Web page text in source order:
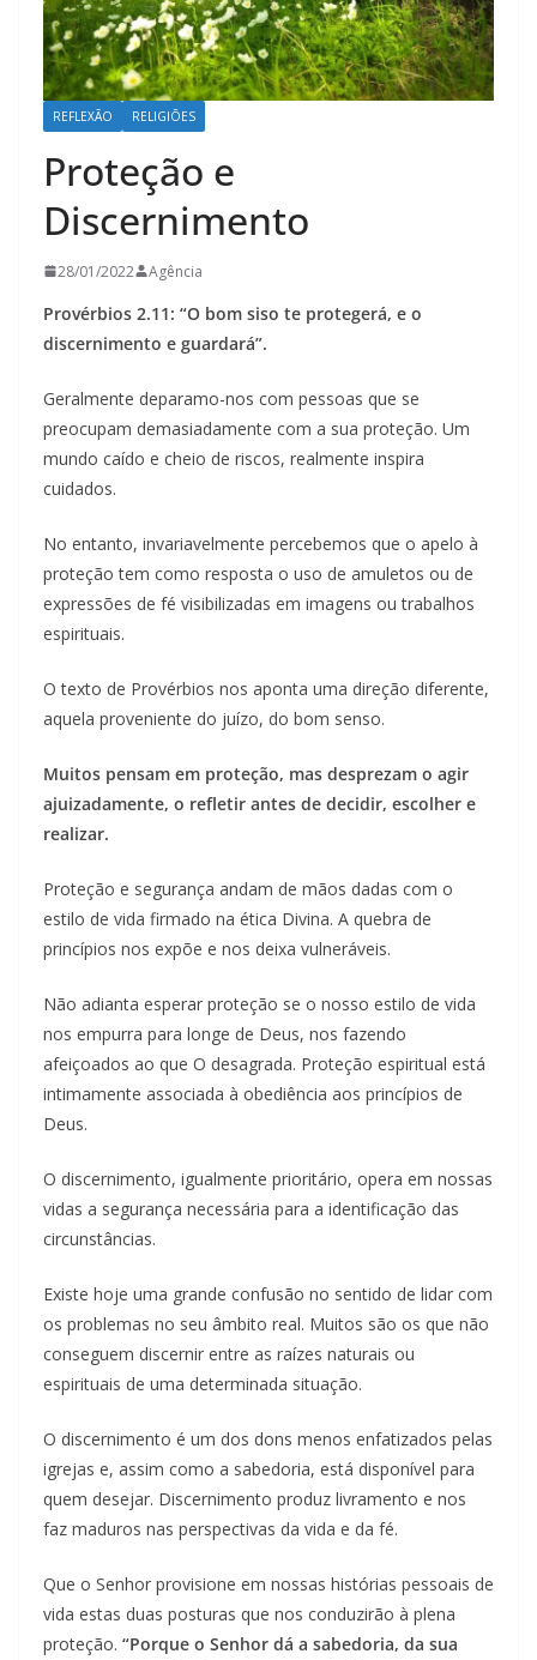
REFLEXÃO RELIGIÕES
Proteção e
Discernimento
28/01/2022 Agência
Provérbios 2.11: “O bom siso te protegerá, e o
discernimento e guardará”.
Geralmente deparamo-nos com pessoas que se
preocupam demasiadamente com a sua proteção. Um
mundo caído e cheio de riscos, realmente inspira
cuidados.
No entanto, invariavelmente percebemos que o apelo à
proteção tem como resposta o uso de amuletos ou de
expressões de fé visibilizadas em imagens ou trabalhos
espirituais.
O texto de Provérbios nos aponta uma direção diferente,
aquela proveniente do juízo, do bom senso.
Muitos pensam em proteção, mas desprezam o agir
ajuizadamente, o refletir antes de decidir, escolher e
realizar.
Proteção e segurança andam de mãos dadas com o
estilo de vida firmado na ética Divina. A quebra de
princípios nos expõe e nos deixa vulneráveis.
Não adianta esperar proteção se o nosso estilo de vida
nos empurra para longe de Deus, nos fazendo
afeiçoados ao que O desagrada. Proteção espiritual está
intimamente associada à obediência aos princípios de
Deus.
O discernimento, igualmente prioritário, opera em nossas
vidas a segurança necessária para a identificação das
circunstâncias.
Existe hoje uma grande confusão no sentido de lidar com
os problemas no seu âmbito real. Muitos são os que não
conseguem discernir entre as raízes naturais ou
espirituais de uma determinada situação.
O discernimento é um dos dons menos enfatizados pelas
igrejas e, assim como a sabedoria, está disponível para
quem desejar. Discernimento produz livramento e nos
faz maduros nas perspectivas da vida e da fé.
Que o Senhor provisione em nossas histórias pessoais de
vida estas duas posturas que nos conduzirão à plena
proteção. “Porque o Senhor dá a sabedoria, da sua